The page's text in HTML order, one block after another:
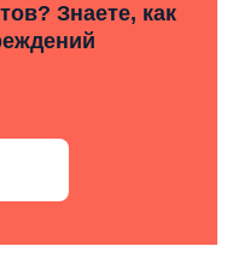
Знаете, как